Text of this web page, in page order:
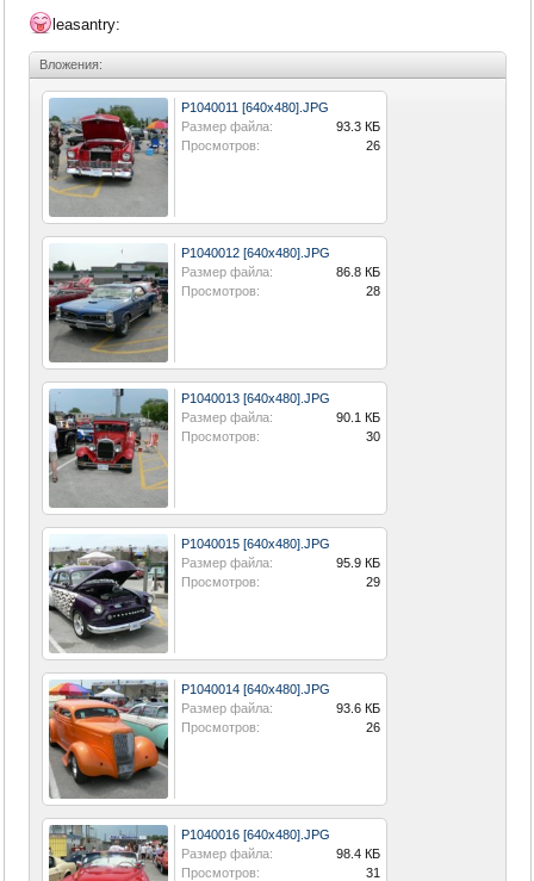
leasantry:
Вложения:
P1040011 [640x480].JPG
Размер файла:
93.3 КБ
Просмотров:
26
P1040012 [640x480].JPG
Размер файла:
86.8 КБ
Просмотров:
28
P1040013 [640x480].JPG
Размер файла:
90.1 КБ
Просмотров:
30
P1040015 [640x480].JPG
Размер файла:
95.9 КБ
Просмотров:
29
P1040014 [640x480].JPG
Размер файла:
93.6 КБ
Просмотров:
26
P1040016 [640x480].JPG
Размер файла:
98.4 КБ
Просмотров:
31